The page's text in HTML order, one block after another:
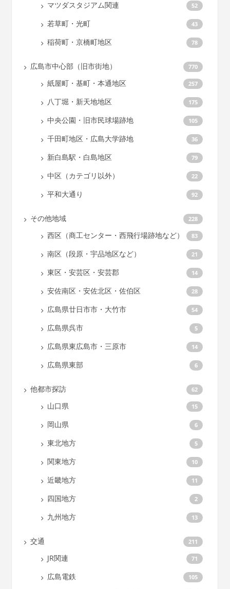
マツダスタジアム関連 52
若草町・光町 43
稲荷町・京橋町地区 78
広島市中心部（旧市街地） 770
紙屋町・基町・本通地区 257
八丁堀・新天地地区 175
中央公園・旧市民球場跡地 105
千田町地区・広島大学跡地 36
新白島駅・白島地区 79
中区（カテゴリ以外） 22
平和大通り 92
その他地域 228
西区（商工センター・西飛行場跡地など） 83
南区（段原・宇品地区など） 21
東区・安芸区・安芸郡 14
安佐南区・安佐北区・佐伯区 28
広島県廿日市市・大竹市 54
広島県呉市 5
広島県東広島市・三原市 14
広島県東部 6
他都市探訪 62
山口県 15
岡山県 6
東北地方 5
関東地方 10
近畿地方 11
四国地方 2
九州地方 13
交通 211
JR関連 71
広島電鉄 105